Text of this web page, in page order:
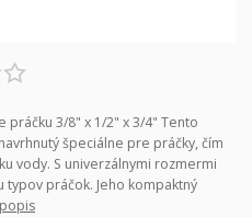
práčku 3/8" x 1/2" x 3/4" Tento
špeciálne pre práčky, čím
vody. S univerzálnymi rozmermi
typov práčok. Jeho kompaktný